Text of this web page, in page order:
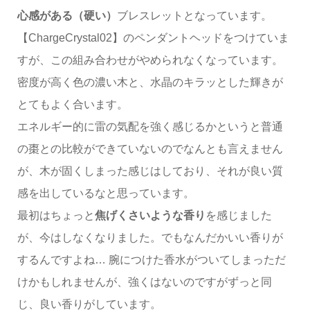
心感がある（硬い） ブレスレットとなっています。
【ChargeCrystal02】のペンダントヘッドをつけていま
すが、この組み合わせがやめられなくなっています。
密度が高く色の濃い木と、水晶のキラッとした輝きが
とてもよく合います。
エネルギー的に雷の気配を強く感じるかというと普通
の棗との比較ができていないのでなんとも言えません
が、木が固くしまった感じはしており、それが良い質
感を出しているなと思っています。
最初はちょっと焦げくさいような香り を感じました
が、今はしなくなりました。でもなんだかいい香りが
するんですよね… 腕につけた香水がついてしまっただ
けかもしれませんが、強くはないのですがずっと同
じ、良い香りがしています。